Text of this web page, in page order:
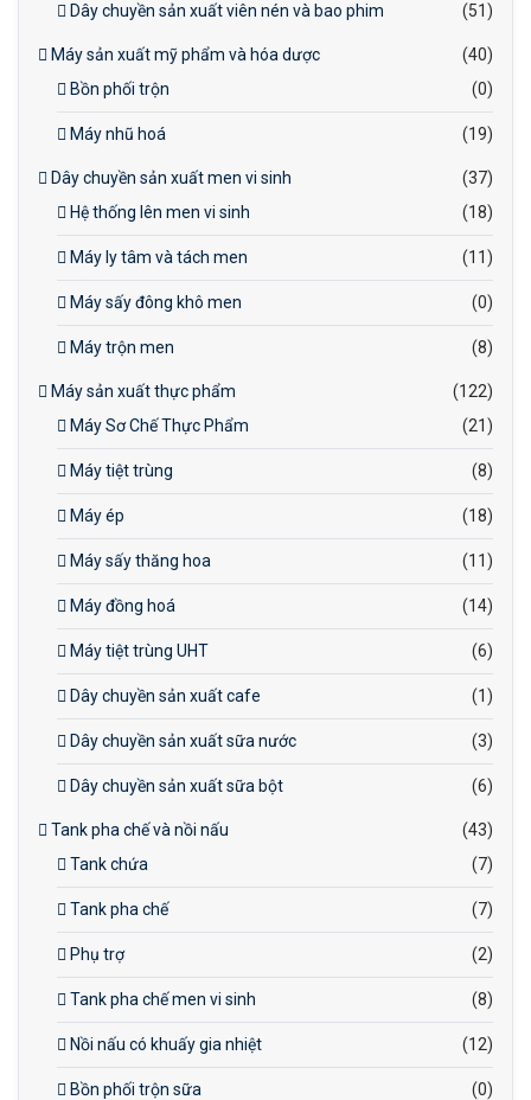
Dây chuyền sản xuất viên nén và bao phim (51)
Máy sản xuất mỹ phẩm và hóa dược
(40)
Bồn phối trộn
(0)
Máy nhũ hoá (19)
Dây chuyền sản xuất men vi sinh
(37)
Hệ thống lên men vi sinh
(18)
Máy ly tâm và tách men (11)
Máy sấy đông khô men (0)
Máy trộn men (8)
Máy sản xuất thực phẩm
(122)
Máy Sơ Chế Thực Phẩm
(21)
Máy tiệt trùng (8)
Máy ép (18)
Máy sấy thăng hoa (11)
Máy đồng hoá (14)
Máy tiệt trùng UHT (6)
Dây chuyền sản xuất cafe (1)
Dây chuyền sản xuất sữa nước (3)
Dây chuyền sản xuất sữa bột (6)
Tank pha chế và nồi nấu
(43)
Tank chứa
(7)
Tank pha chế (7)
Phụ trợ (2)
Tank pha chế men vi sinh (8)
Nồi nấu có khuấy gia nhiệt (12)
Bồn phối trộn sữa (0)